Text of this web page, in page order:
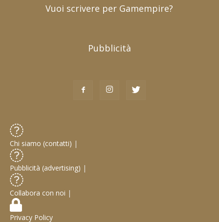
Vuoi scrivere per Gamempire?
Pubblicità
Chi siamo (contatti) |
Pubblicità (advertising) |
Collabora con noi |
Privacy Policy